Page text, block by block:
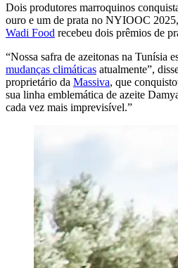
Dois produtores marroquinos
ouro e um de prata no NYIOOC
Wadi Food recebeu dois prêmios de
“Nossa safra de azeitonas na Tunísia
mudanças climáticas atualmente”,
proprietário da Massiva, que
sua linha emblemática de azeite
cada vez mais imprevisível.”